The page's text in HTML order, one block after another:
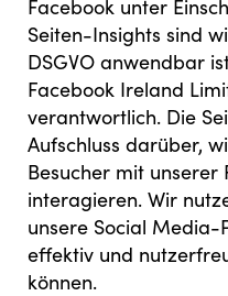
Facebook unter
Seiten-Insights sind
DSGVO anwendbar
Facebook Ireland
verantwortlich. Die
Aufschluss darüber,
Besucher mit unserer
interagieren. Wir
unsere Social Media-
effektiv und
können.